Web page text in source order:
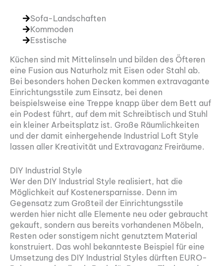
Sofa-Landschaften
Kommoden
Esstische
Küchen sind mit Mittelinseln und bilden des Öfteren
eine Fusion aus Naturholz mit Eisen oder Stahl ab.
Bei besonders hohen Decken kommen extravagante
Einrichtungsstile zum Einsatz, bei denen
beispielsweise eine Treppe knapp über dem Bett auf
ein Podest führt, auf dem mit Schreibtisch und Stuhl
ein kleiner Arbeitsplatz ist. Große Räumlichkeiten
und der damit einhergehende Industrial Loft Style
lassen aller Kreativität und Extravaganz Freiräume.
DIY Industrial Style
Wer den DIY Industrial Style realisiert, hat die
Möglichkeit auf Kostenersparnisse. Denn im
Gegensatz zum Großteil der Einrichtungsstile
werden hier nicht alle Elemente neu oder gebraucht
gekauft, sondern aus bereits vorhandenen Möbeln,
Resten oder sonstigem nicht genutztem Material
konstruiert. Das wohl bekannteste Beispiel für eine
Umsetzung des DIY Industrial Styles dürften EURO-